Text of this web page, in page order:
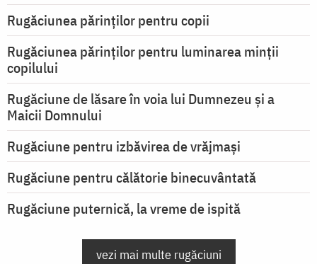
Rugăciunea părinților pentru copii
Rugăciunea părinților pentru luminarea minţii
copilului
Rugăciune de lăsare în voia lui Dumnezeu şi a
Maicii Domnului
Rugăciune pentru izbăvirea de vrăjmași
Rugăciune pentru călătorie binecuvântată
Rugăciune puternică, la vreme de ispită
vezi mai multe rugăciuni